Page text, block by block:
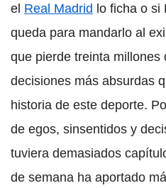
el Real Madrid lo ficha o si
queda para mandarlo al
que pierde treinta millones
decisiones más absurdas
historia de este deporte.
de egos, sinsentidos y
tuviera demasiados
de semana ha aportado